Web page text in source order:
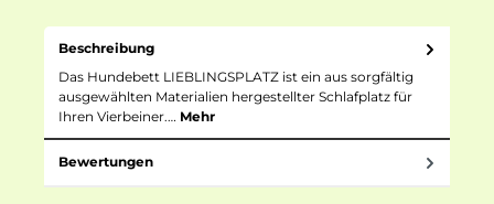
Beschreibung
Das Hundebett LIEBLINGSPLATZ ist ein aus sorgfältig
ausgewählten Materialien hergestellter Schlafplatz für
Ihren Vierbeiner.… Mehr
Bewertungen